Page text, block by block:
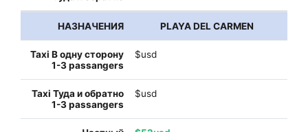
PLAYA DEL CARMEN
$usd
$usd